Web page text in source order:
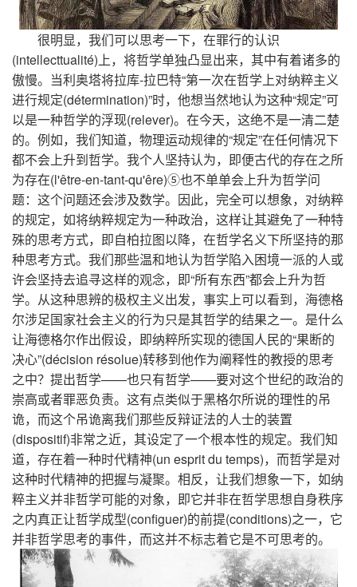
很明显，我们可以思考一下，在罪行的认识
(intellecttualité)上，将哲学单独凸显出来，其中有着诸多的
傲慢。当利奥塔将拉库-拉巴特“第一次在哲学上对纳粹主义
进行规定(détermination)”时，他想当然地认为这种“规定”可
以是一种哲学的浮现(relever)。在今天，这绝不是一清二楚
的。例如，我们知道，物理运动规律的“规定”在任何情况下
都不会上升到哲学。我个人坚持认为，即便古代的存在之所
为存在(l'être-en-tant-qu'êre)⑤也不单单会上升为哲学问
题：这个问题还会涉及数学。因此，完全可以想象，对纳粹
的规定，如将纳粹规定为一种政治，这样让其避免了一种特
殊的思考方式，即自柏拉图以降，在哲学名义下所坚持的那
种思考方式。我们那些温和地认为哲学陷入困境一派的人或
许会坚持去追寻这样的观念，即“所有东西”都会上升为哲
学。从这种思辨的极权主义出发，事实上可以看到，海德格
尔涉足国家社会主义的行为只是其哲学的结果之一。是什么
让海德格尔作出假设，即纳粹所实现的德国人民的“果断的
决心”(décision résolue)转移到他作为阐释性的教授的思考
之中？提出哲学——也只有哲学——要对这个世纪的政治的
崇高或者罪恶负责。这有点类似于黑格尔所说的理性的吊
诡，而这个吊诡离我们那些反辩证法的人士的装置
(dispositif)非常之近，其设定了一个根本性的规定。我们知
道，存在着一种时代精神(un esprit du temps)，而哲学是对
这种时代精神的把握与凝聚。相反，让我们想象一下，如纳
粹主义并非哲学可能的对象，即它并非在哲学思想自身秩序
之内真正让哲学成型(configuer)的前提(conditions)之一，它
并非哲学思考的事件，而这并不标志着它是不可思考的。